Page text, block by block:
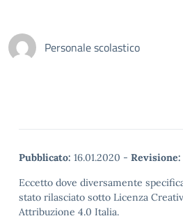
Personale scolastico
Pubblicato: 16.01.2020 - Revisione:
Eccetto dove diversamente
stato rilasciato sotto Licenza
Attribuzione 4.0 Italia.